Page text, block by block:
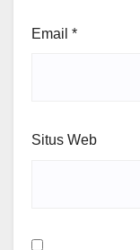
Email *
Situs Web